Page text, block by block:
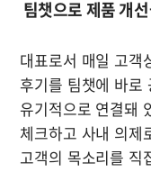
팀챗으로 제품 개
대표로서 매일 고객
후기를 팀챗에 바로
유기적으로 연결돼
체크하고 사내 의제
고객의 목소리를 직